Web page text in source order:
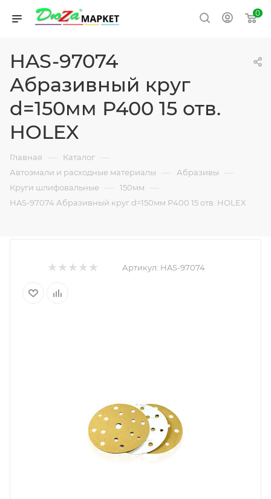
0
HAS-97074
Абразивный круг
d=150мм Р400 15 отв.
HOLEX
Главная — Каталог —
Автоэмали и расходные материалы — Абразивы —
Круги шлифовальные — 150мм —
HAS-97074 Абразивный круг d=150мм Р400 15 отв. HOLEX
Артикул: HAS-97074